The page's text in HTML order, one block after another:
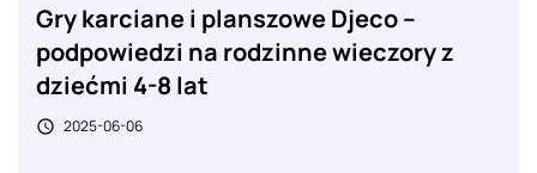
Gry karciane i planszowe Djeco –
podpowiedzi na rodzinne wieczory z
dziećmi 4-8 lat
 2025-06-06